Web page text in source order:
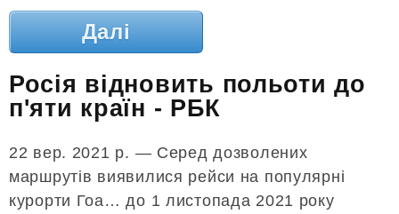
Далі
Росія відновить польоти до
п'яти країн - РБК
22 вер. 2021 р. — Серед дозволених
маршрутів виявилися рейси на популярні
курорти Гоа… до 1 листопада 2021 року